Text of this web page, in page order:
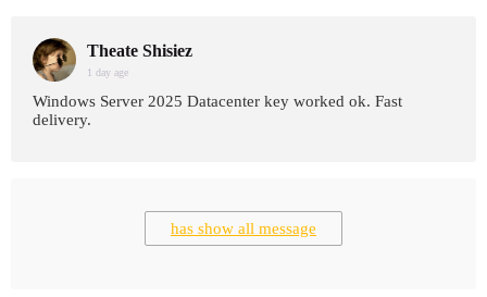
Theate Shisiez
1 day age
Windows Server 2025 Datacenter key worked ok. Fast
delivery.
has show all message